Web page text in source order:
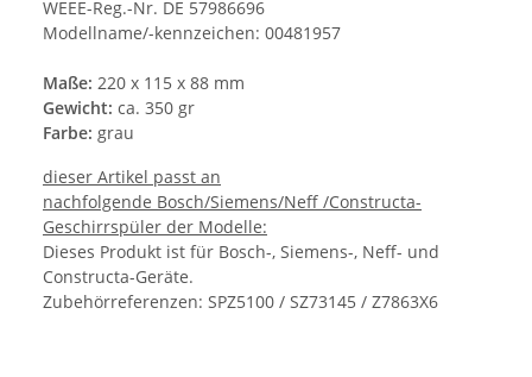
WEEE-Reg.-Nr. DE 57986696
Modellname/-kennzeichen: 00481957
Maße: 220 x 115 x 88 mm
Gewicht: ca. 350 gr
Farbe: grau
dieser Artikel passt an
nachfolgende Bosch/Siemens/Neff /Constructa-
Geschirrspüler der Modelle:
Dieses Produkt ist für Bosch-, Siemens-, Neff- und
Constructa-Geräte.
Zubehörreferenzen: SPZ5100 / SZ73145 / Z7863X6